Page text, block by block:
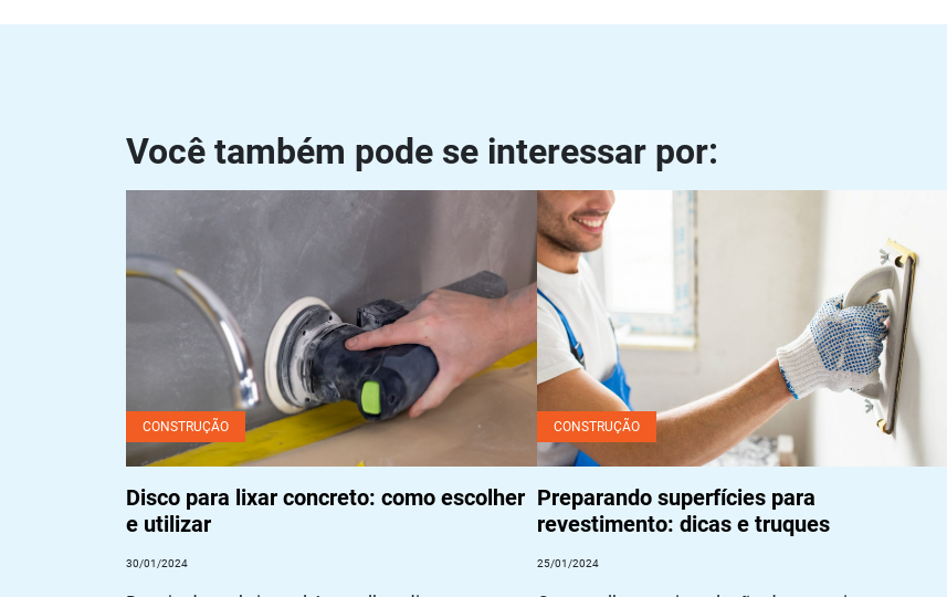
Você também pode se interessar por:
Disco para lixar concreto: como escolher e utilizar
CONSTRUÇÃO
Disco para lixar concreto: como escolher
e utilizar
30/01/2024
Preparando superfícies para revestimento: dicas e
truques
CONSTRUÇÃO
Preparando superfícies para
revestimento: dicas e truques
25/01/2024